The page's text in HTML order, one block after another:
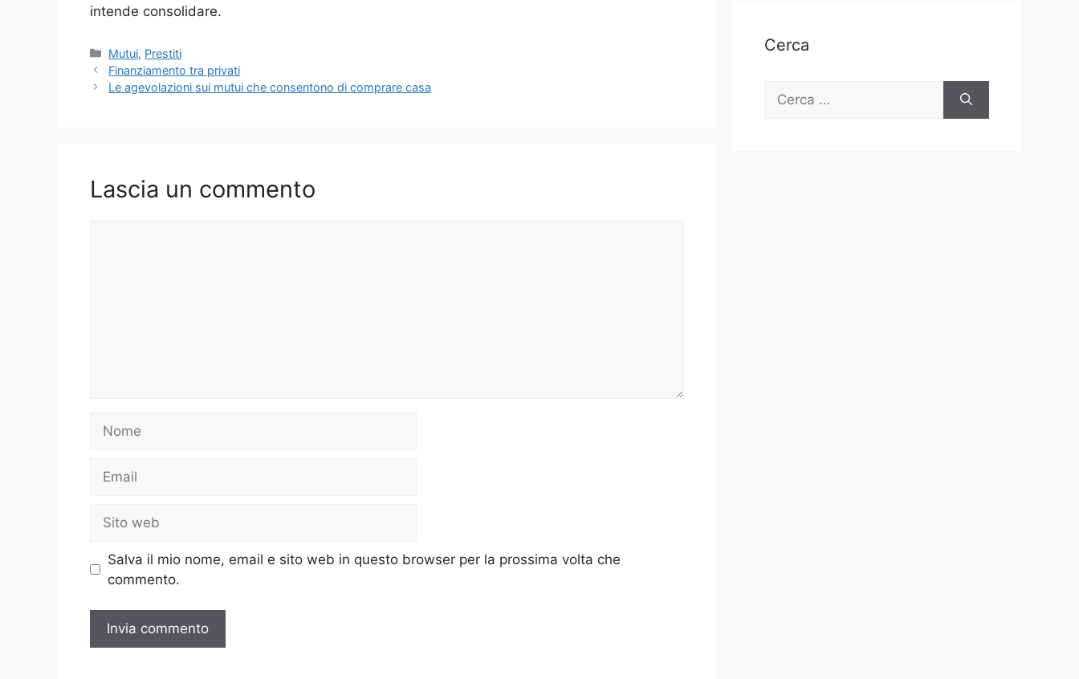
intende consolidare.
Categorie
Mutui, Prestiti
Finanziamento tra privati
Le agevolazioni sui mutui che consentono di comprare casa
Lascia un commento
web
Salva il mio nome, email e sito web in questo browser per la prossima volta che
commento.
Cerca
Ricerca